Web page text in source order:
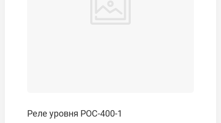
Реле уровня РОС-400-1